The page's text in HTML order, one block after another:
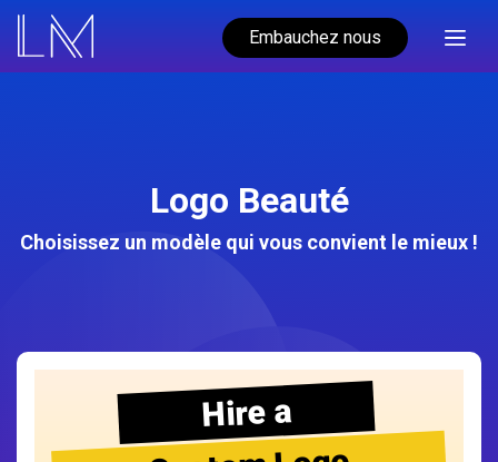
Embauchez nous
Logo Beauté
Choisissez un modèle qui vous convient le mieux !
Hire a